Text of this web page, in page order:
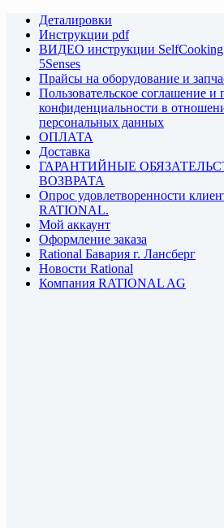
Деталировки
Инструкции pdf
ВИДЕО инструкции
5Senses
Прайсы на оборудование и
Пользовательское соглашение и
конфиденциальности в
персональных данных
ОПЛАТА
Доставка
ГАРАНТИЙНЫЕ
ВОЗВРАТА
Опрос удовлетворенности
RATIONAL.
Мой аккаунт
Оформление заказа
Rational Бавария г. Лансберг
Новости Rational
Компания RATIONAL AG